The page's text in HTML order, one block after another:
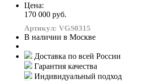
Цена:
170 000 руб.
Артикул: VGS0315
В наличии в Москве
Доставка по всей России
Гарантия качества
Индивидуальный подход